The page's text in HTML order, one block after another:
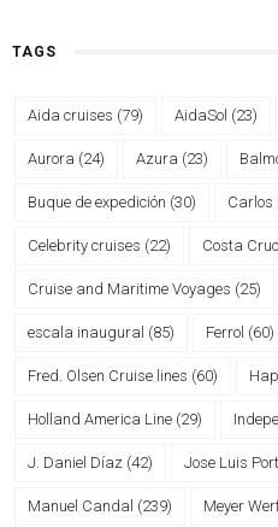
TAGS
Aida cruises (79) AidaSol (23)
Aurora (24) Azura (23)
Buque de expedición (30) Carlos
Celebrity cruises (22) Costa
Cruise and Maritime Voyages (25)
escala inaugural (85) Ferrol (60)
Fred. Olsen Cruise lines (60)
Holland America Line (29)
J. Daniel Díaz (42) Jose Luis
Manuel Candal (239) Meyer